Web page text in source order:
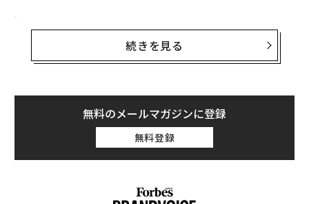
関連記事
イスラエルの情報機関出身者がAIセキュリティ企業設立、初回調達は96億
AIを活用し企業の不正を自動で検知、弁護士に「集団訴訟の種」を売るビ
コレンダーは、無駄を削ぎ落とした経営スタイルを好
はいま、40人の精鋭チームを率いている。彼らは、ITセ
キュリティの中でも目立たないが不可欠な仕事──ネッ
トワーク上の端末を調べ、過剰なアクセス権限や古いソ
すこと──に取り組んでいる。
続きを見る
無料のメールマガジンに登録
無料登録